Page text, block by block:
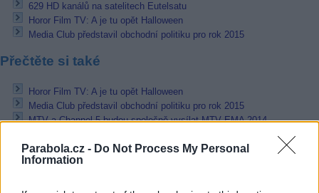
Parabola.cz - Do Not Process My Personal
Information
629 HD kanálů na satelitech Eutelsatu
Horor Film TV: A je tu opět Halloween
Media Club představil obchodní politiku pro rok 2015
Přečtěte si také
Horor Film TV: A je tu opět Halloween
Media Club představil obchodní politiku pro rok 2015
MTV a Channel 5 budou společně vysílat MTV EMA 2014
Reklama